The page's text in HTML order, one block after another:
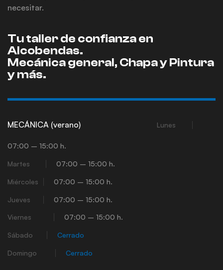
necesitar.
Tu taller de confianza en
Alcobendas.
Mecánica general, Chapa y Pintura
y más.
MECÁNICA (verano) Lunes
07:00 – 15:00 h.
Martes 07:00 – 15:00 h.
Miércoles 07:00 – 15:00 h.
Jueves 07:00 – 15:00 h.
Viernes 07:00 – 15:00 h.
Sábado Cerrado
Domingo Cerrado